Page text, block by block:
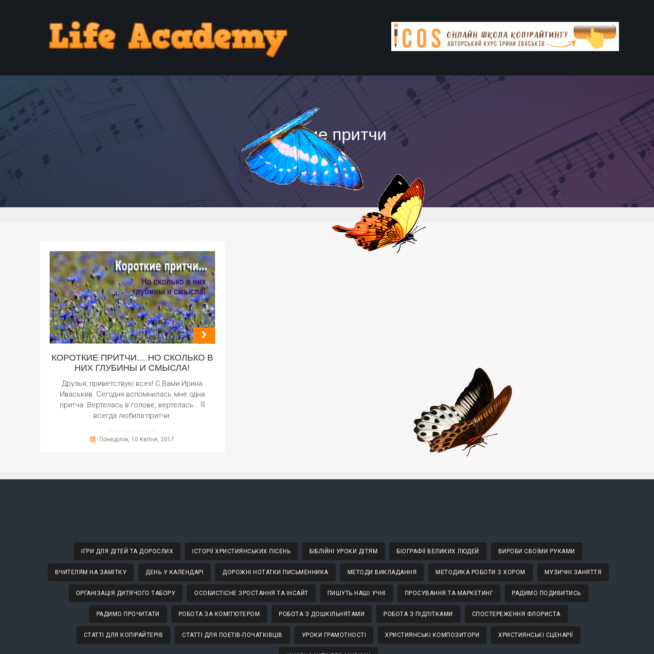
лучшие притчи
КОРОТКИЕ ПРИТЧИ… НО СКОЛЬКО В
НИХ ГЛУБИНЫ И СМЫСЛА!
Друзья, приветствую всех! С Вами Ирина
Иваськив. Сегодня вспомнилась мне одна
притча. Вертелась в голове, вертелась… Я
всегда любила притчи.
Понеділок, 10 Квітня, 2017
ІГРИ ДЛЯ ДІТЕЙ ТА ДОРОСЛИХ ІСТОРІЇ ХРИСТИЯНСЬКИХ ПІСЕНЬ БІБЛІЙНІ УРОКИ ДІТЯМ БІОГРАФІЇ ВЕЛИКИХ ЛЮДЕЙ ВИРОБИ СВОЇМИ РУКАМИ
ВЧИТЕЛЯМ НА ЗАМІТКУ ДЕНЬ У КАЛЕНДАРІ ДОРОЖНІ НОТАТКИ ПИСЬМЕННИКА МЕТОДИ ВИКЛАДАННЯ МЕТОДИКА РОБОТИ З ХОРОМ МУЗИЧНІ ЗАНЯТТЯ
ОРГАНІЗАЦІЯ ДИТЯЧОГО ТАБОРУ ОСОБИСТІСНЕ ЗРОСТАННЯ ТА ІНСАЙТ ПИШУТЬ НАШІ УЧНІ ПРОСУВАННЯ ТА МАРКЕТИНГ РАДИМО ПОДИВИТИСЬ
РАДИМО ПРОЧИТАТИ РОБОТА ЗА КОМП'ЮТЕРОМ РОБОТА З ДОШКІЛЬНЯТАМИ РОБОТА З ПІДЛІТКАМИ СПОСТЕРЕЖЕННЯ ФЛОРИСТА
СТАТТІ ДЛЯ КОПІРАЙТЕРІВ СТАТТІ ДЛЯ ПОЕТІВ-ПОЧАТКІВЦІВ УРОКИ ГРАМОТНОСТІ ХРИСТИЯНСЬКІ КОМПОЗИТОРИ ХРИСТИЯНСЬКІ СЦЕНАРІЇ